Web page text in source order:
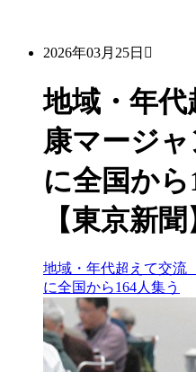
2026年03月25日
地域・年
康マージ
に全国か
【東京新聞
地域・年代超えて交
に全国から164人集う